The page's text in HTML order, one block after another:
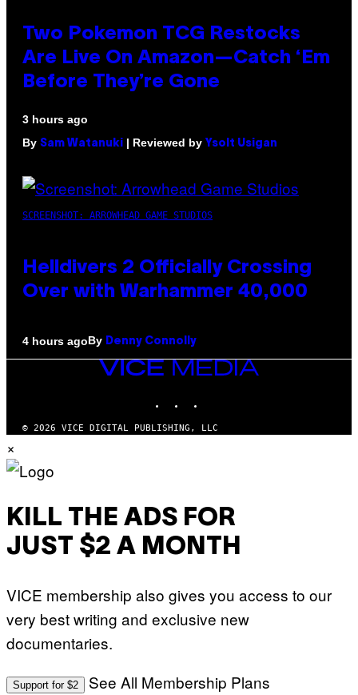
Two Pokemon TCG Restocks
Are Live On Amazon—Catch ‘Em
Before They’re Gone
3 hours ago
By Sam Watanuki | Reviewed by Ysolt Usigan
SCREENSHOT: ARROWHEAD GAME STUDIOS
Helldivers 2 Officially Crossing
Over with Warhammer 40,000
4 hours agoBy Denny Connolly
VICE
MEDIA
© 2026 VICE DIGITAL PUBLISHING, LLC
×
KILL THE ADS FOR
JUST $2 A MONTH
VICE membership also gives you access to our
very best writing and exclusive new
documentaries.
Support for $2 See All Membership Plans